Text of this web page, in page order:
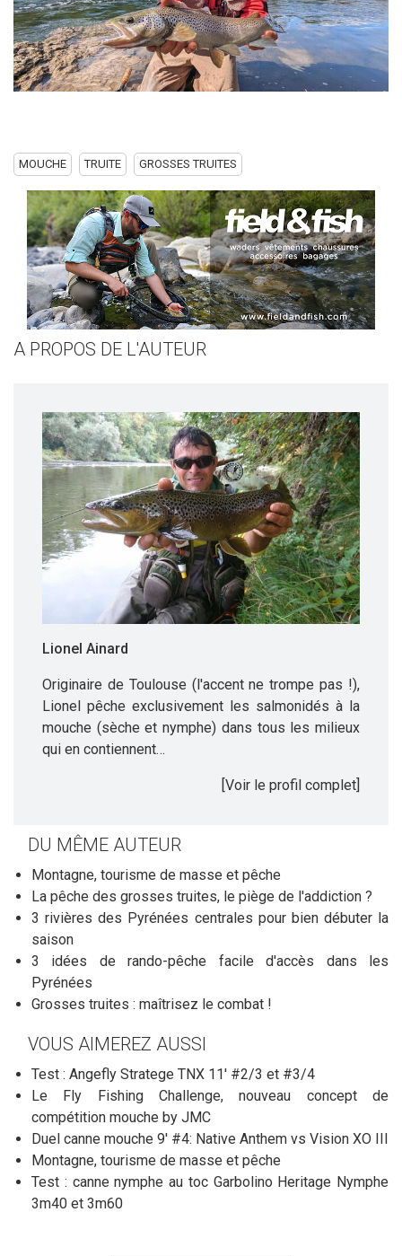
MOUCHE TRUITE GROSSES TRUITES
A PROPOS DE L'AUTEUR
Lionel Ainard
Originaire de Toulouse (l'accent ne trompe pas !),
Lionel pêche exclusivement les salmonidés à la
mouche (sèche et nymphe) dans tous les milieux
qui en contiennent…
[Voir le profil complet]
DU MÊME AUTEUR
Montagne, tourisme de masse et pêche
La pêche des grosses truites, le piège de l'addiction ?
3 rivières des Pyrénées centrales pour bien débuter la
saison
3 idées de rando-pêche facile d'accès dans les
Pyrénées
Grosses truites : maîtrisez le combat !
VOUS AIMEREZ AUSSI
Test : Angefly Stratege TNX 11' #2/3 et #3/4
Le Fly Fishing Challenge, nouveau concept de
compétition mouche by JMC
Duel canne mouche 9' #4: Native Anthem vs Vision XO III
Montagne, tourisme de masse et pêche
Test : canne nymphe au toc Garbolino Heritage Nymphe
3m40 et 3m60